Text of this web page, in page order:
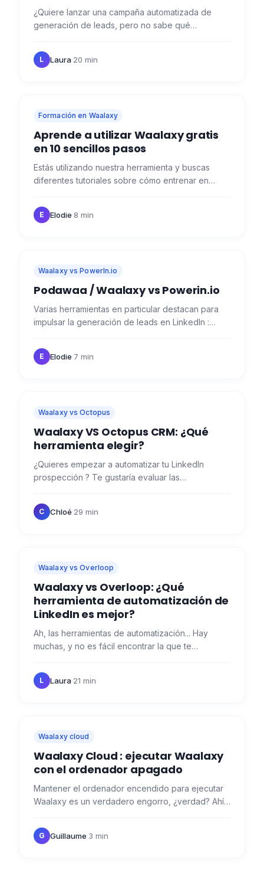
¿Quiere lanzar una campaña automatizada de
generación de leads, pero no sabe qué
una comparativa entre…
L Laura·20 min
Formación en Waalaxy
Aprende a utilizar Waalaxy gratis
en 10 sencillos pasos
Estás utilizando nuestra herramienta y buscas
diferentes tutoriales sobre cómo entrenar en
maximizar su…
E Elodie·8 min
Waalaxy vs PowerIn.io
Podawaa / Waalaxy vs Powerin.io
Varias herramientas en particular destacan para
impulsar la generación de leads en LinkedIn :
decidido analizar…
E Elodie·7 min
Waalaxy vs Octopus
Waalaxy VS Octopus CRM: ¿Qué
herramienta elegir?
¿Quieres empezar a automatizar tu LinkedIn
prospección ? Te gustaría evaluar las
cuál es la que mejor te va a…
C Chloé·29 min
Waalaxy vs Overloop
Waalaxy vs Overloop: ¿Qué
herramienta de automatización de
LinkedIn es mejor?
Ah, las herramientas de automatización... Hay
muchas, y no es fácil encontrar la que te
con una pequeña…
L Laura·21 min
Waalaxy cloud
Waalaxy Cloud : ejecutar Waalaxy
con el ordenador apagado
Mantener el ordenador encendido para ejecutar
Waalaxy es un verdadero engorro, ¿verdad? Ahí
ahora se está moviendo…
G Guillaume·3 min